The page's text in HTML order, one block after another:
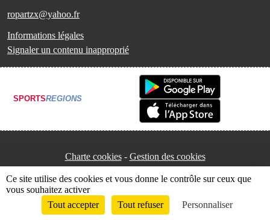
ropartzx@yahoo.fr
Informations légales
Signaler un contenu inapproprié
SPORTSREGIONS
Charte cookies Gestion des cookies
Envie de participer ? Connexion
Ce site utilise des cookies et vous donne le contrôle sur ceux que
vous souhaitez activer
Tout accepter
Tout refuser Personnaliser